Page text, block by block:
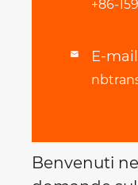
+86-
 E-mail
Benvenuti